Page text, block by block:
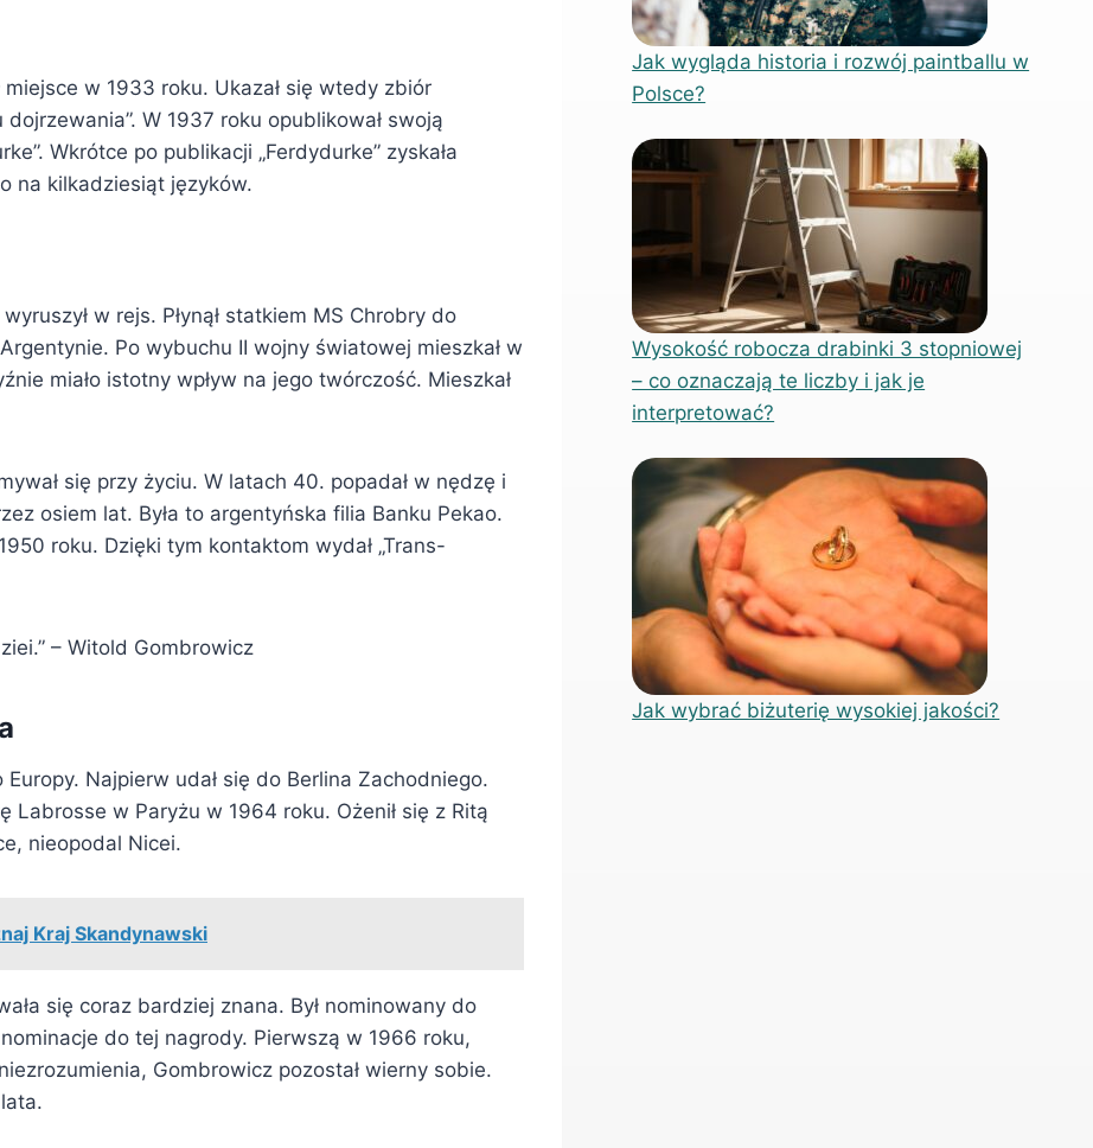
w 1933 roku. Ukazał się wtedy zbiór
W 1937 roku opublikował swoją
Wkrótce po publikacji „Ferdydurke” zyskała
na kilkadziesiąt języków.
w rejs. Płynął statkiem MS Chrobry do
Po wybuchu II wojny światowej mieszkał w
miało istotny wpływ na jego twórczość. Mieszkał
się przy życiu. W latach 40. popadał w nędzę i
osiem lat. Była to argentyńska filia Banku Pekao.
roku. Dzięki tym kontaktom wydał „Trans-
– Witold Gombrowicz
Najpierw udał się do Berlina Zachodniego.
Labrosse w Paryżu w 1964 roku. Ożenił się z Ritą
nieopodal Nicei.
Kraj Skandynawski
się coraz bardziej znana. Był nominowany do
do tej nagrody. Pierwszą w 1966 roku,
Gombrowicz pozostał wierny sobie.
Jak wygląda historia i rozwój paintballu w
Polsce?
Wysokość robocza drabinki 3 stopniowej
– co oznaczają te liczby i jak je
interpretować?
Jak wybrać biżuterię wysokiej jakości?